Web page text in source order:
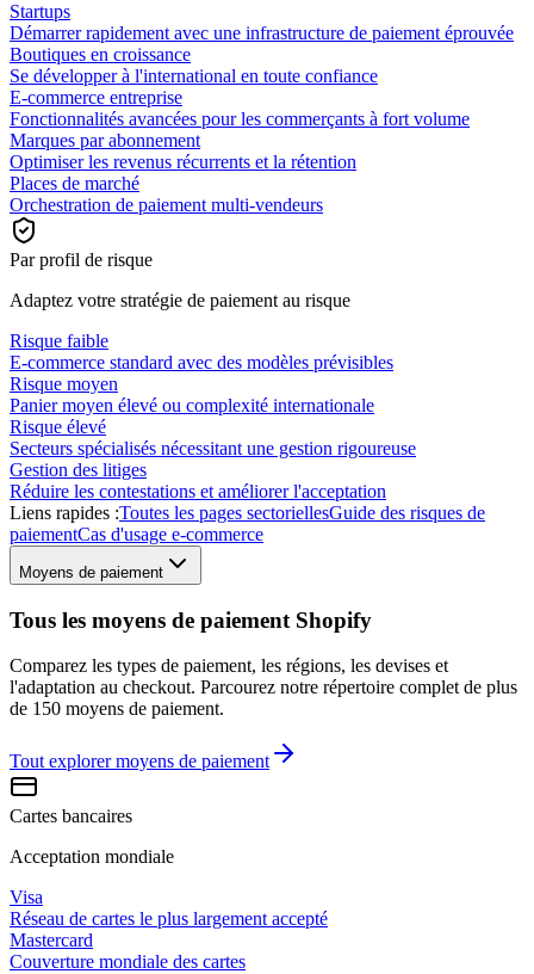
Startups
Démarrer rapidement avec une infrastructure de paiement éprouvée
Boutiques en croissance
Se développer à l'international en toute confiance
E-commerce entreprise
Fonctionnalités avancées pour les commerçants à fort volume
Marques par abonnement
Optimiser les revenus récurrents et la rétention
Places de marché
Orchestration de paiement multi-vendeurs
Par profil de risque
Adaptez votre stratégie de paiement au risque
Risque faible
E-commerce standard avec des modèles prévisibles
Risque moyen
Panier moyen élevé ou complexité internationale
Risque élevé
Secteurs spécialisés nécessitant une gestion rigoureuse
Gestion des litiges
Réduire les contestations et améliorer l'acceptation
Liens rapides :Toutes les pages sectoriellesGuide des risques de
paiementCas d'usage e-commerce
Moyens de paiement
Tous les moyens de paiement Shopify
Comparez les types de paiement, les régions, les devises et
l'adaptation au checkout. Parcourez notre répertoire complet de plus
de 150 moyens de paiement.
Tout explorer moyens de paiement
Cartes bancaires
Acceptation mondiale
Visa
Réseau de cartes le plus largement accepté
Mastercard
Couverture mondiale des cartes